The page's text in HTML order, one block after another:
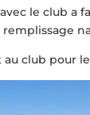
le club a
au club pour